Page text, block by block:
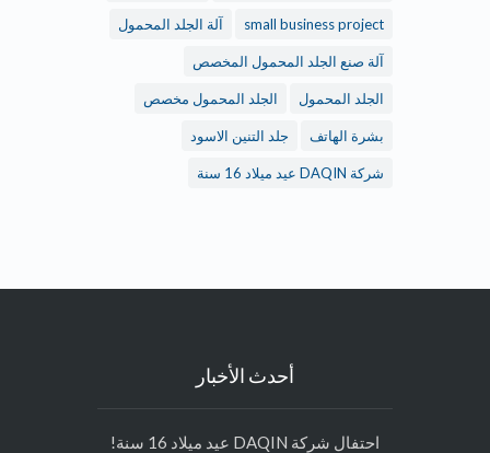
small business project آلة الجلد المحمول
آلة صنع الجلد المحمول المخصص
الجلد المحمول الجلد المحمول مخصص
بشرة الهاتف جلد التنين الاسود
أحدث الأخبار
احتفال شركة DAQIN عيد ميلاد 16 سنة!